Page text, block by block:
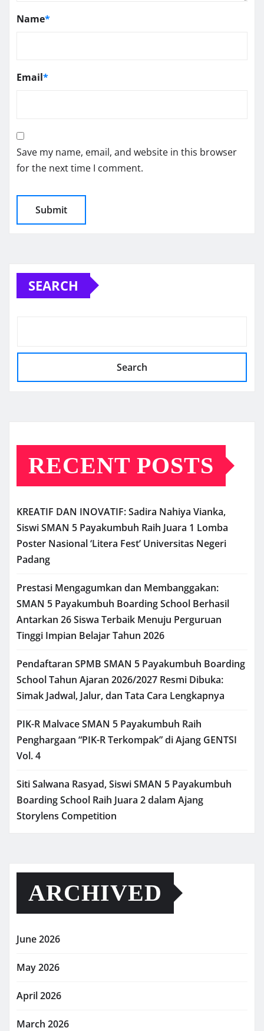
Name*
Email*
Save my name, email, and website in this browser
for the next time I comment.
SEARCH
Search
RECENT POSTS
KREATIF DAN INOVATIF: Sadira Nahiya Vianka,
Siswi SMAN 5 Payakumbuh Raih Juara 1 Lomba
Poster Nasional ‘Litera Fest’ Universitas Negeri
Padang
Prestasi Mengagumkan dan Membanggakan:
SMAN 5 Payakumbuh Boarding School Berhasil
Antarkan 26 Siswa Terbaik Menuju Perguruan
Tinggi Impian Belajar Tahun 2026
Pendaftaran SPMB SMAN 5 Payakumbuh Boarding
School Tahun Ajaran 2026/2027 Resmi Dibuka:
Simak Jadwal, Jalur, dan Tata Cara Lengkapnya
PIK-R Malvace SMAN 5 Payakumbuh Raih
Penghargaan “PIK-R Terkompak” di Ajang GENTSI
Vol. 4
Siti Salwana Rasyad, Siswi SMAN 5 Payakumbuh
Boarding School Raih Juara 2 dalam Ajang
Storylens Competition
ARCHIVED
June 2026
May 2026
April 2026
March 2026